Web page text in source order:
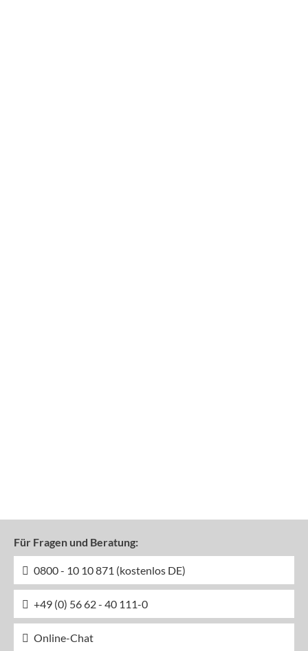
Für Fragen und Beratung:
0800 - 10 10 871 (kostenlos DE)
+49 (0) 56 62 - 40 111-0
Online-Chat